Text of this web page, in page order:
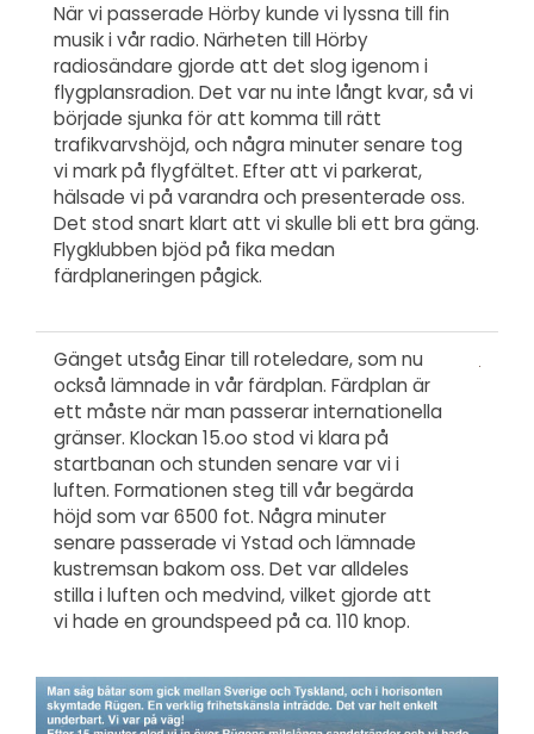
När vi passerade Hörby kunde vi lyssna till fin
musik i vår radio. Närheten till Hörby
radiosändare gjorde att det slog igenom i
flygplansradion. Det var nu inte långt kvar, så vi
började sjunka för att komma till rätt
trafikvarvshöjd, och några minuter senare tog
vi mark på flygfältet. Efter att vi parkerat,
hälsade vi på varandra och presenterade oss.
Det stod snart klart att vi skulle bli ett bra gäng.
Flygklubben bjöd på fika medan
färdplaneringen pågick.
Gänget utsåg Einar till roteledare, som nu
också lämnade in vår färdplan. Färdplan är
ett måste när man passerar internationella
gränser. Klockan 15.oo stod vi klara på
startbanan och stunden senare var vi i
luften. Formationen steg till vår begärda
höjd som var 6500 fot. Några minuter
senare passerade vi Ystad och lämnade
kustremsan bakom oss. Det var alldeles
stilla i luften och medvind, vilket gjorde att
vi hade en groundspeed på ca. 110 knop.